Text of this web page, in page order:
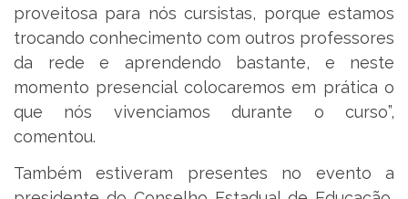
proveitosa para nós cursistas, porque estamos
trocando conhecimento com outros professores
da rede e aprendendo bastante, e neste
momento presencial colocaremos em prática o
que nós vivenciamos durante o curso”,
comentou.
Também estiveram presentes no evento a